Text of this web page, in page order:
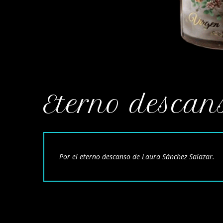
Eterno
Por el eterno descanso de Laura Sánchez Salazar.